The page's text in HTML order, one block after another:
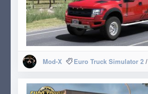
Mod-X Euro Truck Simulator 2/